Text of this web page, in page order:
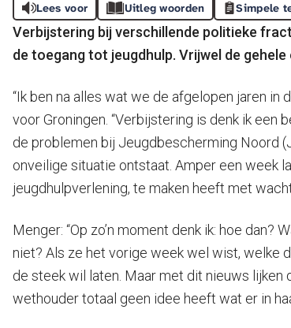
Lees voor Uitleg woorden Simpele
Verbijstering bij verschillende politieke
de toegang tot jeugdhulp. Vrijwel de
“Ik ben na alles wat we de afgelopen jaren
voor Groningen. “Verbijstering is denk ik een
de problemen bij Jeugdbescherming Noord
onveilige situatie ontstaat. Amper een week
jeugdhulpverlening, te maken heeft met
Menger: “Op zo’n moment denk ik: hoe
niet? Als ze het vorige week wel wist, welke
de steek wil laten. Maar met dit nieuws
wethouder totaal geen idee heeft wat er in